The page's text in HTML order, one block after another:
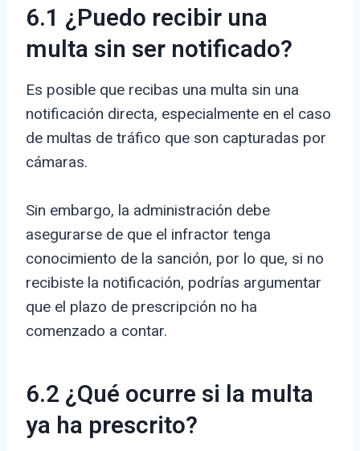
6.1 ¿Puedo recibir una
multa sin ser notificado?
Es posible que recibas una multa sin una
notificación directa, especialmente en el caso
de multas de tráfico que son capturadas por
cámaras.
Sin embargo, la administración debe
asegurarse de que el infractor tenga
conocimiento de la sanción, por lo que, si no
recibiste la notificación, podrías argumentar
que el plazo de prescripción no ha
comenzado a contar.
6.2 ¿Qué ocurre si la multa
ya ha prescrito?